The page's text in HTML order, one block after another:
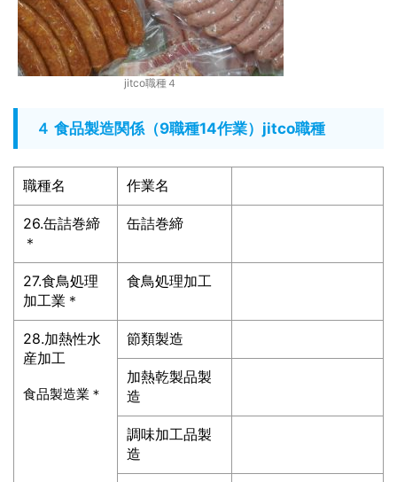
jitco職種４
４ 食品製造関係（9職種14作業）jitco職種
職種名 作業名
26.缶詰巻締
＊
缶詰巻締
27.食鳥処理
加工業＊
食鳥処理加工
28.加熱性水
産加工
食品製造業＊
節類製造
加熱乾製品製
造
調味加工品製
造